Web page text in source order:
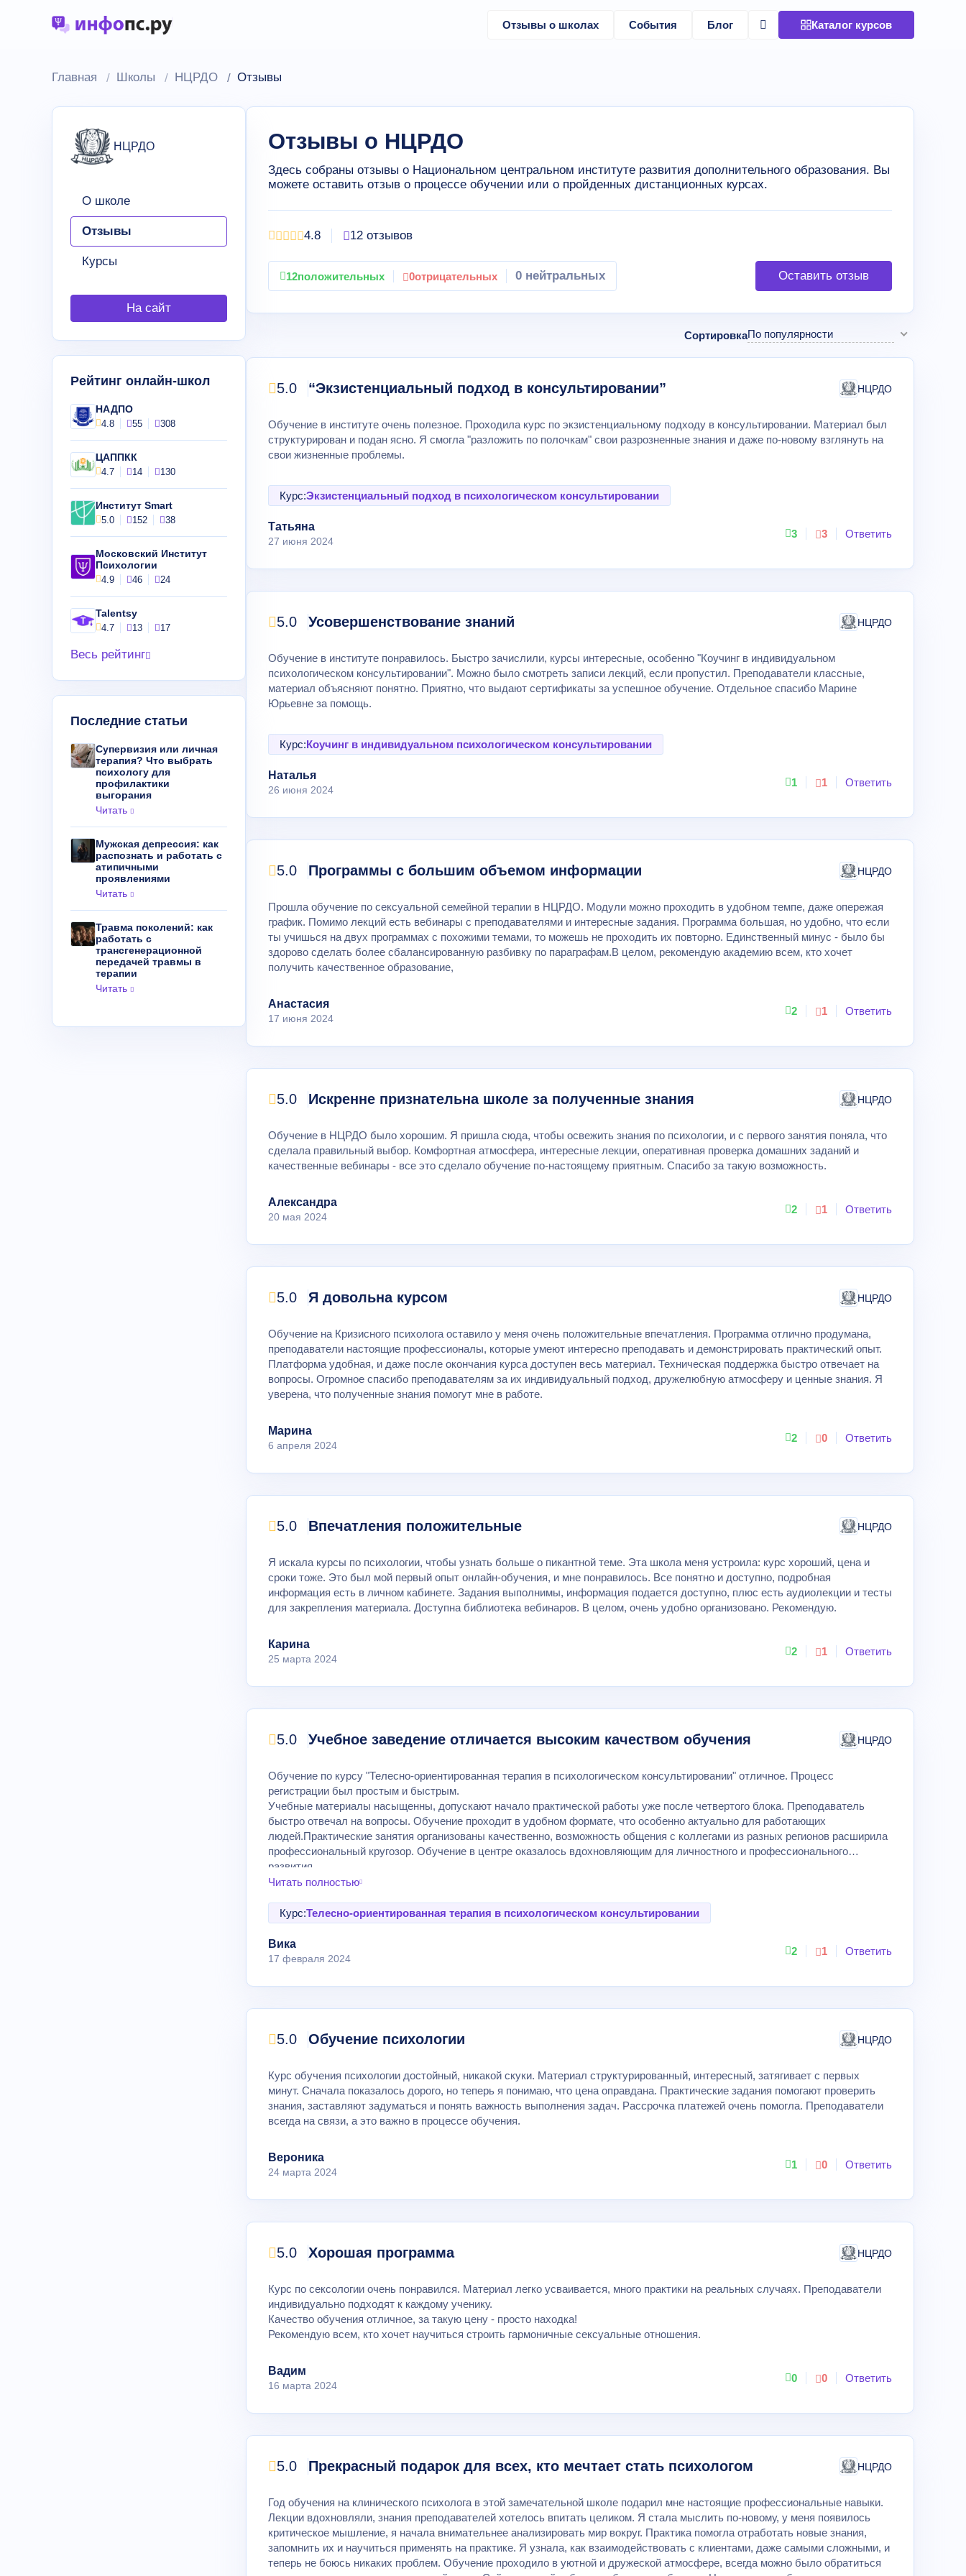
Отзывы о школах События Блог Каталог курсов
Главная Школы НЦРДО Отзывы
Отзывы о НЦРДО
Здесь собраны отзывы о Национальном центральном институте развития дополнительного образования. Вы
можете оставить отзыв о процессе обучении или о пройденных дистанционных курсах.
4.8 12 отзывов
12положительных 0отрицательных 0 нейтральных Оставить отзыв
СортировкаПо популярности
5.0 “Экзистенциальный подход в консультировании” НЦРДО
Обучение в институте очень полезное. Проходила курс по экзистенциальному подходу в консультировании. Материал был
структурирован и подан ясно. Я смогла "разложить по полочкам" свои разрозненные знания и даже по-новому взглянуть на
свои жизненные проблемы.
Курс:Экзистенциальный подход в психологическом консультировании
Татьяна
27 июня 2024
3 3 Ответить
5.0 Усовершенствование знаний НЦРДО
Обучение в институте понравилось. Быстро зачислили, курсы интересные, особенно "Коучинг в индивидуальном
психологическом консультировании". Можно было смотреть записи лекций, если пропустил. Преподаватели классные,
материал объясняют понятно. Приятно, что выдают сертификаты за успешное обучение. Отдельное спасибо Марине
Юрьевне за помощь.
Курс:Коучинг в индивидуальном психологическом консультировании
Наталья
26 июня 2024
1 1 Ответить
5.0 Программы с большим объемом информации НЦРДО
Прошла обучение по сексуальной семейной терапии в НЦРДО. Модули можно проходить в удобном темпе, даже опережая
график. Помимо лекций есть вебинары с преподавателями и интересные задания. Программа большая, но удобно, что если
ты учишься на двух программах с похожими темами, то можешь не проходить их повторно. Единственный минус - было бы
здорово сделать более сбалансированную разбивку по параграфам.В целом, рекомендую академию всем, кто хочет
получить качественное образование,
Анастасия
17 июня 2024
2 1 Ответить
5.0 Искренне признательна школе за полученные знания НЦРДО
Обучение в НЦРДО было хорошим. Я пришла сюда, чтобы освежить знания по психологии, и с первого занятия поняла, что
сделала правильный выбор. Комфортная атмосфера, интересные лекции, оперативная проверка домашних заданий и
качественные вебинары - все это сделало обучение по-настоящему приятным. Спасибо за такую возможность.
Александра
20 мая 2024
2 1 Ответить
5.0 Я довольна курсом НЦРДО
Обучение на Кризисного психолога оставило у меня очень положительные впечатления. Программа отлично продумана,
преподаватели настоящие профессионалы, которые умеют интересно преподавать и демонстрировать практический опыт.
Платформа удобная, и даже после окончания курса доступен весь материал. Техническая поддержка быстро отвечает на
вопросы. Огромное спасибо преподавателям за их индивидуальный подход, дружелюбную атмосферу и ценные знания. Я
уверена, что полученные знания помогут мне в работе.
Марина
6 апреля 2024
2 0 Ответить
5.0 Впечатления положительные НЦРДО
Я искала курсы по психологии, чтобы узнать больше о пикантной теме. Эта школа меня устроила: курс хороший, цена и
сроки тоже. Это был мой первый опыт онлайн-обучения, и мне понравилось. Все понятно и доступно, подробная
информация есть в личном кабинете. Задания выполнимы, информация подается доступно, плюс есть аудиолекции и тесты
для закрепления материала. Доступна библиотека вебинаров. В целом, очень удобно организовано. Рекомендую.
Карина
25 марта 2024
2 1 Ответить
5.0 Учебное заведение отличается высоким качеством обучения НЦРДО
Обучение по курсу "Телесно-ориентированная терапия в психологическом консультировании" отличное. Процесс
регистрации был простым и быстрым.
Учебные материалы насыщенны, допускают начало практической работы уже после четвертого блока. Преподаватель
быстро отвечал на вопросы. Обучение проходит в удобном формате, что особенно актуально для работающих
людей.Практические занятия организованы качественно, возможность общения с коллегами из разных регионов расширила
профессиональный кругозор. Обучение в центре оказалось вдохновляющим для личностного и профессионального
развития.
Читать полностью
Курс:Телесно-ориентированная терапия в психологическом консультировании
Вика
17 февраля 2024
2 1 Ответить
5.0 Обучение психологии НЦРДО
Курс обучения психологии достойный, никакой скуки. Материал структурированный, интересный, затягивает с первых
минут. Сначала показалось дорого, но теперь я понимаю, что цена оправдана. Практические задания помогают проверить
знания, заставляют задуматься и понять важность выполнения задач. Рассрочка платежей очень помогла. Преподаватели
всегда на связи, а это важно в процессе обучения.
Вероника
24 марта 2024
1 0 Ответить
5.0 Хорошая программа НЦРДО
Курс по сексологии очень понравился. Материал легко усваивается, много практики на реальных случаях. Преподаватели
индивидуально подходят к каждому ученику.
Качество обучения отличное, за такую цену - просто находка!
Рекомендую всем, кто хочет научиться строить гармоничные сексуальные отношения.
Вадим
16 марта 2024
0 0 Ответить
5.0 Прекрасный подарок для всех, кто мечтает стать психологом НЦРДО
Год обучения на клинического психолога в этой замечательной школе подарил мне настоящие профессиональные навыки.
Лекции вдохновляли, знания преподавателей хотелось впитать целиком. Я стала мыслить по-новому, у меня появилось
критическое мышление, я начала внимательнее анализировать мир вокруг. Практика помогла отработать новые знания,
запомнить их и научиться применять на практике. Я узнала, как взаимодействовать с клиентами, даже самыми сложными, и
теперь не боюсь никаких проблем. Обучение проходило в уютной и дружеской атмосфере, всегда можно было обратиться
НЦРДО
О школе
Отзывы
Курсы
На сайт
Рейтинг онлайн-школ
НАДПО
4.8 55 308
ЦАППКК
4.7 14 130
Институт Smart
5.0 152 38
Московский Институт
Психологии
4.9 46 24
Talentsy
4.7 13 17
Весь рейтинг
Последние статьи
Супервизия или личная
терапия? Что выбрать
психологу для
профилактики
выгорания
Читать
Мужская депрессия: как
распознать и работать с
атипичными
проявлениями
Читать
Травма поколений: как
работать с
трансгенерационной
передачей травмы в
терапии
Читать